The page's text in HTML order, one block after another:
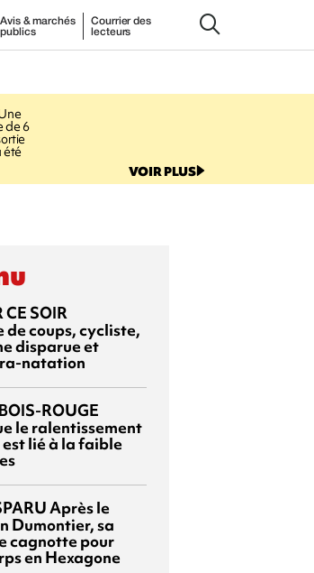
Avis & marchés
publics
Courrier des
lecteurs
de 6
été
VOIR PLUS
CE SOIR
de coups, cycliste,
disparue et
natation
ROUGE
le ralentissement
lié à la faible
Après le
Dumontier, sa
cagnotte pour
en Hexagone